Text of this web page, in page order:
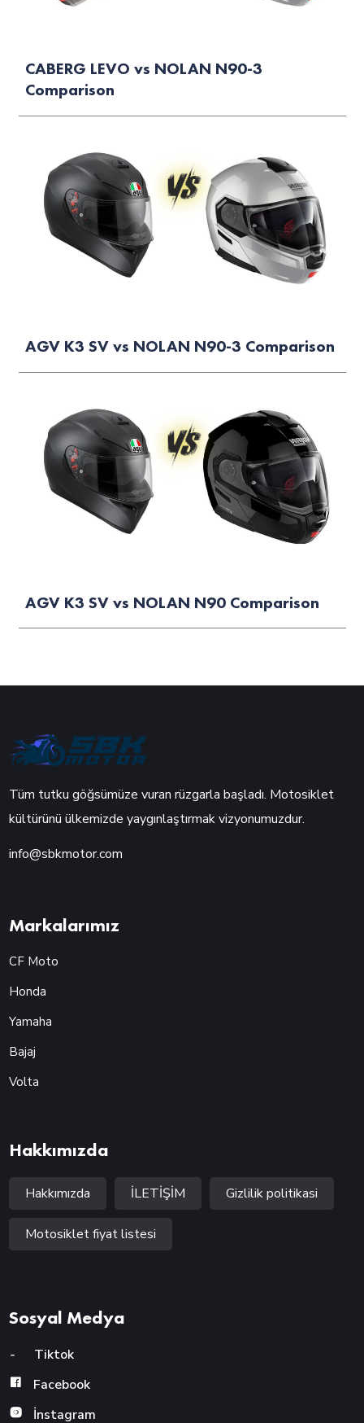
CABERG LEVO vs NOLAN N90-3
Comparison
AGV K3 SV vs NOLAN N90-3 Comparison
AGV K3 SV vs NOLAN N90 Comparison
Tüm tutku göğsümüze vuran rüzgarla başladı. Motosiklet
kültürünü ülkemizde yaygınlaştırmak vizyonumuzdur.
info@sbkmotor.com
Markalarımız
CF Moto
Honda
Yamaha
Bajaj
Volta
Hakkımızda
Hakkımızda İLETİŞİM Gizlilik politikasi
Motosiklet fiyat listesi
Sosyal Medya
-
Tiktok
Facebook
İnstagram